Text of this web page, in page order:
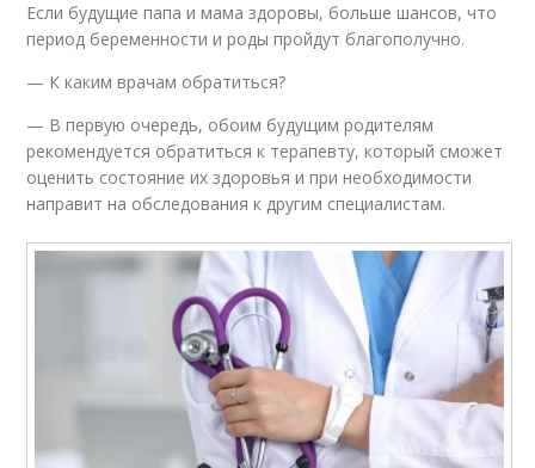
Если будущие папа и мама здоровы, больше шансов, что
период беременности и роды пройдут благополучно.
— К каким врачам обратиться?
— В первую очередь, обоим будущим родителям
рекомендуется обратиться к терапевту, который сможет
оценить состояние их здоровья и при необходимости
направит на обследования к другим специалистам.